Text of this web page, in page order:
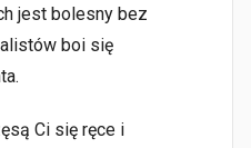
jest bolesny bez
boi się
Ci się ręce i